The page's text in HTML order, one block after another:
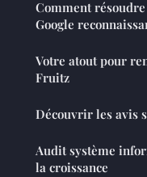
Comment
Google
Votre atout pour
Fruitz
Découvrir les avis
Audit système
la croissance